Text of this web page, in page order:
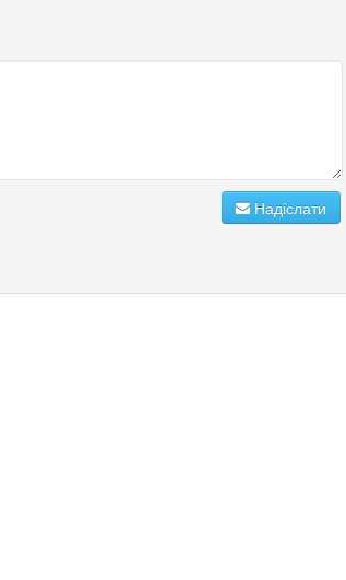
Надіслати